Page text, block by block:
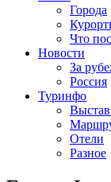
Города
Что
Новости
За
Россия
Туринфо
Отели
Разное